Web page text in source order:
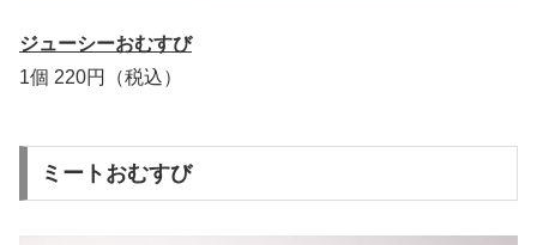
ジューシーおむすび
1個 220円（税込）
ミートおむすび